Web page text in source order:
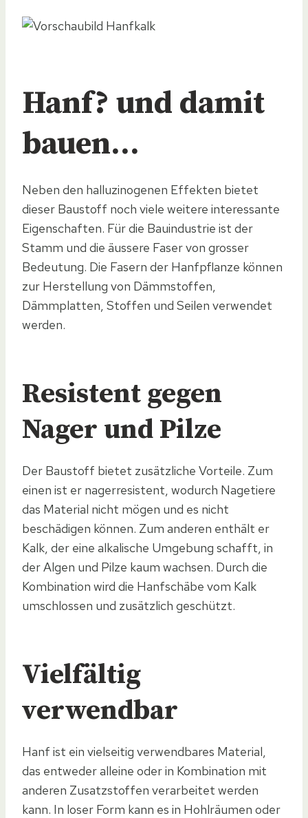
Hanf? und damit
bauen…
Neben den halluzinogenen Effekten bietet
dieser Baustoff noch viele weitere interessante
Eigenschaften. Für die Bauindustrie ist der
Stamm und die äussere Faser von grosser
Bedeutung. Die Fasern der Hanfpflanze können
zur Herstellung von Dämmstoffen,
Dämmplatten, Stoffen und Seilen verwendet
werden.
Resistent gegen
Nager und Pilze
Der Baustoff bietet zusätzliche Vorteile. Zum
einen ist er nagerresistent, wodurch Nagetiere
das Material nicht mögen und es nicht
beschädigen können. Zum anderen enthält er
Kalk, der eine alkalische Umgebung schafft, in
der Algen und Pilze kaum wachsen. Durch die
Kombination wird die Hanfschäbe vom Kalk
umschlossen und zusätzlich geschützt.
Vielfältig
verwendbar
Hanf ist ein vielseitig verwendbares Material,
das entweder alleine oder in Kombination mit
anderen Zusatzstoffen verarbeitet werden
kann. In loser Form kann es in Hohlräumen oder